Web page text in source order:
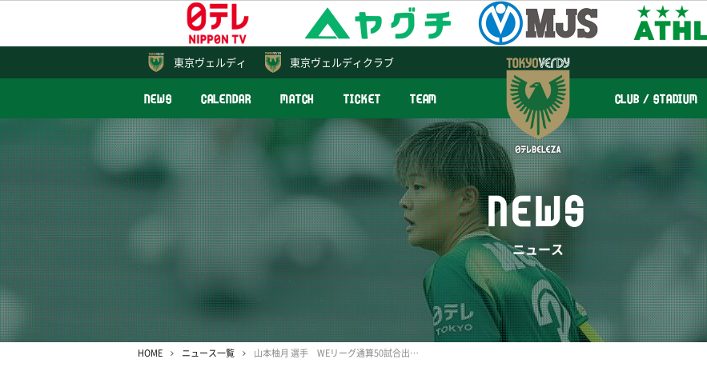
東京ヴェルディクラブ
NEWS CALENDAR MATCH TICKET TEAM CLUB / STADIUM
東京ヴェルディ
NEWS
ニュース
HOME ニュース一覧 山本柚月 選手 WEリーグ通算50試合出場達成記念グッズ 受注販売のお知らせ